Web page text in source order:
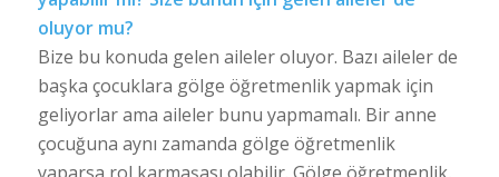
oluyor mu?
Bize bu konuda gelen aileler oluyor. Bazı aileler de
başka çocuklara gölge öğretmenlik yapmak için
geliyorlar ama aileler bunu yapmamalı. Bir anne
çocuğuna aynı zamanda gölge öğretmenlik